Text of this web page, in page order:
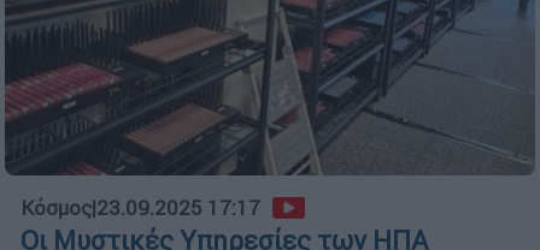
Κόσμος|23.09.2025 17:17
Οι Μυστικές Υπηρεσίες των ΗΠΑ